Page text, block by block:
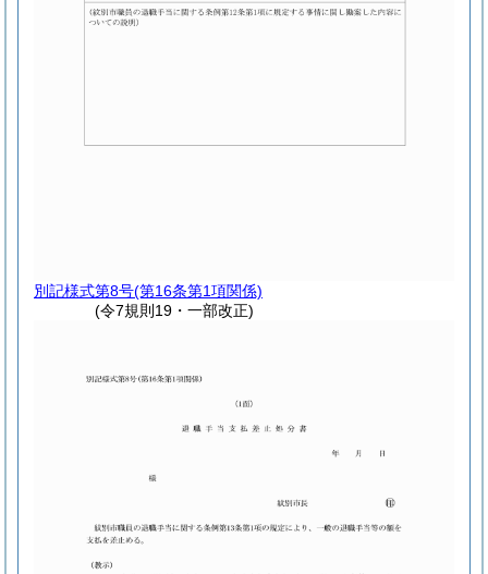
別記様式第8号(第16条第1項関係)
(令7規則19・一部改正)